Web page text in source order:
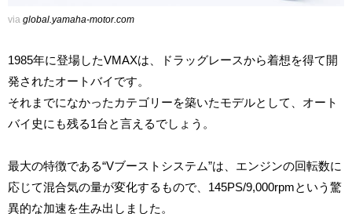
via global.yamaha-motor.com
1985年に登場したVMAXは、ドラッグレースから着想を得て開
発されたオートバイです。
それまでになかったカテゴリーを築いたモデルとして、オート
バイ史にも残る1台と言えるでしょう。
最大の特徴である“Vブーストシステム”は、エンジンの回転数に
応じて混合気の量が変化するもので、145PS/9,000rpmという驚
異的な加速を生み出しました。